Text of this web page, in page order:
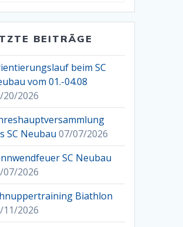
BEITRÄGE
beim SC
vom 01.-04.08
20/2026
SC Neubau 07/07/2026
SC Neubau
07/2026
Biathlon
11/2026